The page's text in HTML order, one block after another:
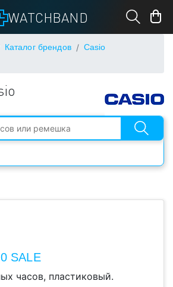
WATCHBAND
Каталог брендов Casio
SALE
часов, пластиковый.